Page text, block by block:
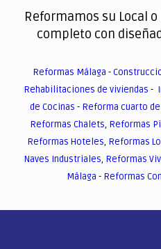
Reformamos su Local
completo con
Reformas Málaga -
Rehabilitaciones de viviendas -
de Cocinas - Reforma cuarto de
Reformas Chalets, Reformas
Reformas Hoteles, Reformas
Naves Industriales, Reformas
Málaga - Reformas